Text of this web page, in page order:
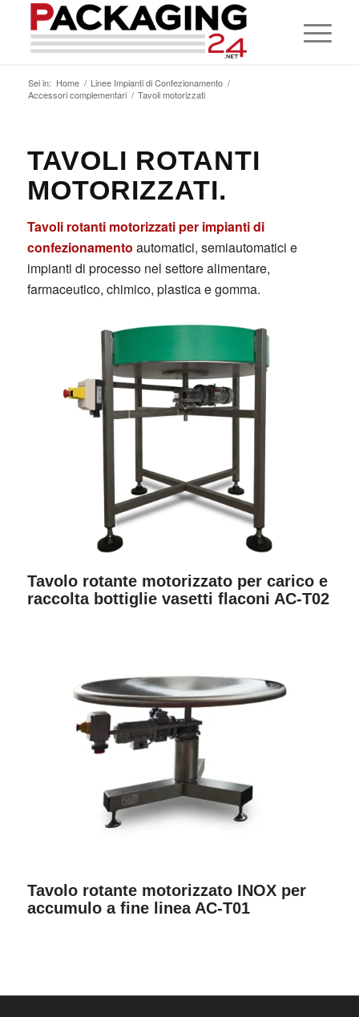
Sei in: Home / Linee Impianti di Confezionamento /
Accessori complementari / Tavoli motorizzati
TAVOLI ROTANTI
MOTORIZZATI.
Tavoli rotanti motorizzati per impianti di
confezionamento automatici, semiautomatici e
impianti di processo nel settore alimentare,
farmaceutico, chimico, plastica e gomma.
Tavolo rotante motorizzato per carico e
raccolta bottiglie vasetti flaconi AC-T02
Tavolo rotante motorizzato INOX per
accumulo a fine linea AC-T01